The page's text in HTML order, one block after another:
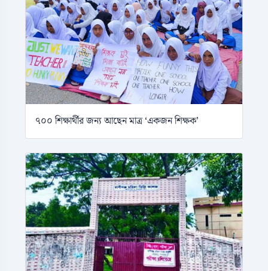
৭০০ শিক্ষার্থীর জন্য আছেন মাত্র ‘একজন শিক্ষক’